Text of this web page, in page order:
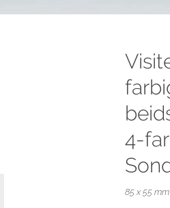
4-
85 x 55